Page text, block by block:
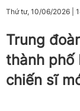
Thứ tư, 10/06/2026
Trung
thành phố
chiến sĩ